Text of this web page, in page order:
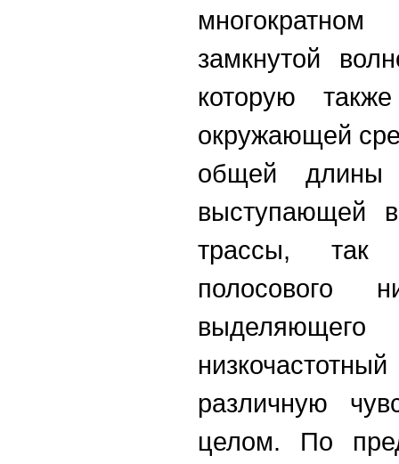
замкнутой
которую
окружающей
общей длины
выступающей
трассы, так
полосового
различную
целом. По